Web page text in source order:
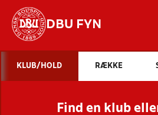
DBU FYN
STILLINGER,
KLUB/HOLD RÆKKE
Find en klub